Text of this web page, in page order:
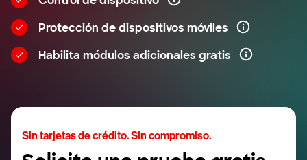
Protección de dispositivos móviles
Habilita módulos adicionales gratis
Sin tarjetas de crédito. Sin compromiso.